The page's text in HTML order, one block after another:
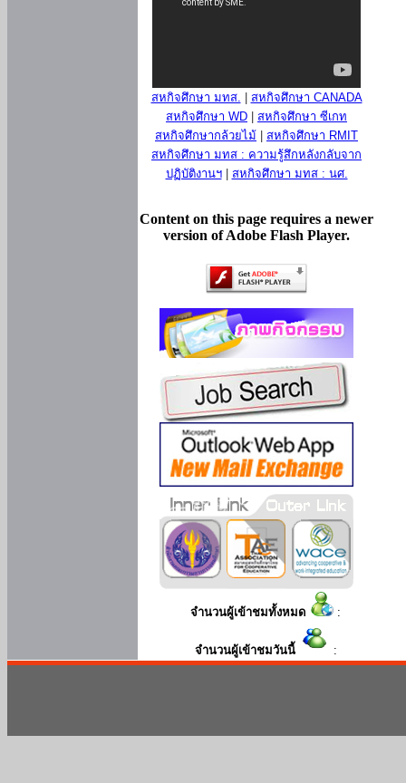
สหกิจศึกษา มทส.
สหกิจศึกษา CANADA
สหกิจศึกษา WD
สหกิจศึกษา ซีเกท
สหกิจศึกษากล้วยไม้
สหกิจศึกษา RMIT
สหกิจศึกษา มทส : ความรู้สึกหลังกลับจาก
ปฏิบัติงานฯ| สหกิจศึกษา มทส : นศ.
Content on this page requires a newer
version of Adobe Flash Player.
จำนวนผู้เข้าชมทั้งหมด :
จำนวนผู้เข้าชมวันนี้ :